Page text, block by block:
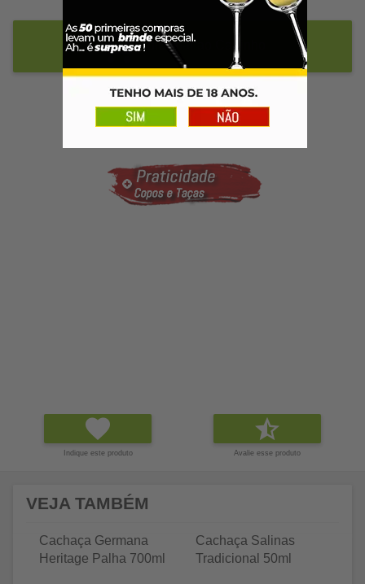
Adicionar ao Carrinho
Indique este produto Avalie esse produto
VEJA TAMBÉM
Cachaça Germana
Heritage Palha 700ml
Cachaça Salinas
Tradicional 50ml